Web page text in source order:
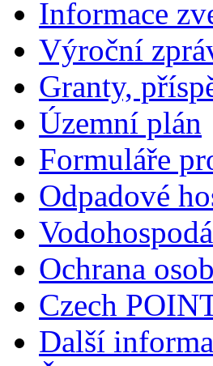
Informace
Výroční
Granty,
Územní plán
Formuláře
Odpadové
Ochrana
Czech
Další